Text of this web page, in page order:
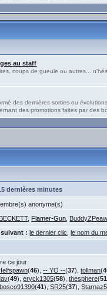
au staff
coups de gueule ou autres...
des dernières sorties ou
des promotions faites par des
dernières minutes
anonyme(s)
, Flamer-Gun
: le dernier clic ,le nom du
ce jour
(46),-- YO --(37),tollman(
(49),eryck1305(58),thesphere(51
bosco91390(41),SR25(37),